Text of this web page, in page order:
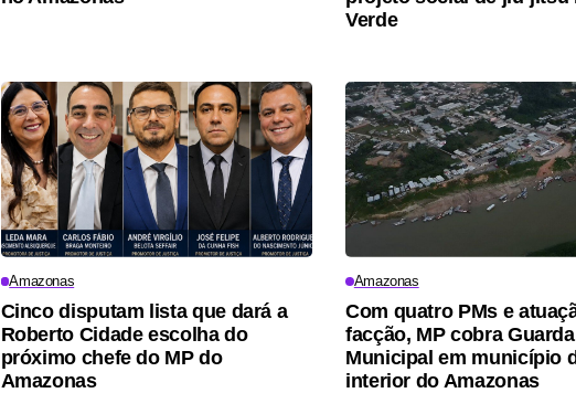
Verde
Amazonas
Cinco disputam lista que dará a
Roberto Cidade escolha do
próximo chefe do MP do
Amazonas
Amazonas
Com quatro PMs e
facção, MP cobra Guarda
Municipal em município
interior do Amazonas